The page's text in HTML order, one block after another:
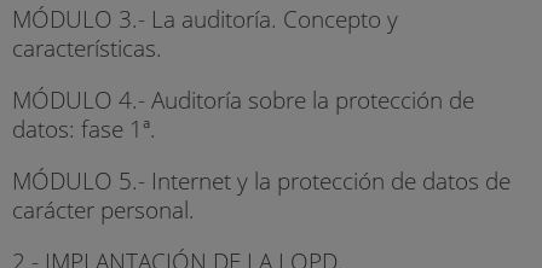
MÓDULO 3.- La auditoría. Concepto y
características.
MÓDULO 4.- Auditoría sobre la protección de
datos: fase 1ª.
MÓDULO 5.- Internet y la protección de datos de
carácter personal.